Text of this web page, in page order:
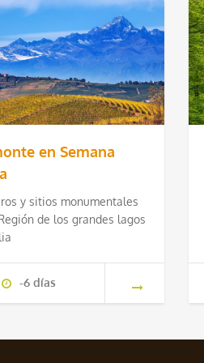
en Semana
y sitios monumentales
de los grandes lagos
-6 días